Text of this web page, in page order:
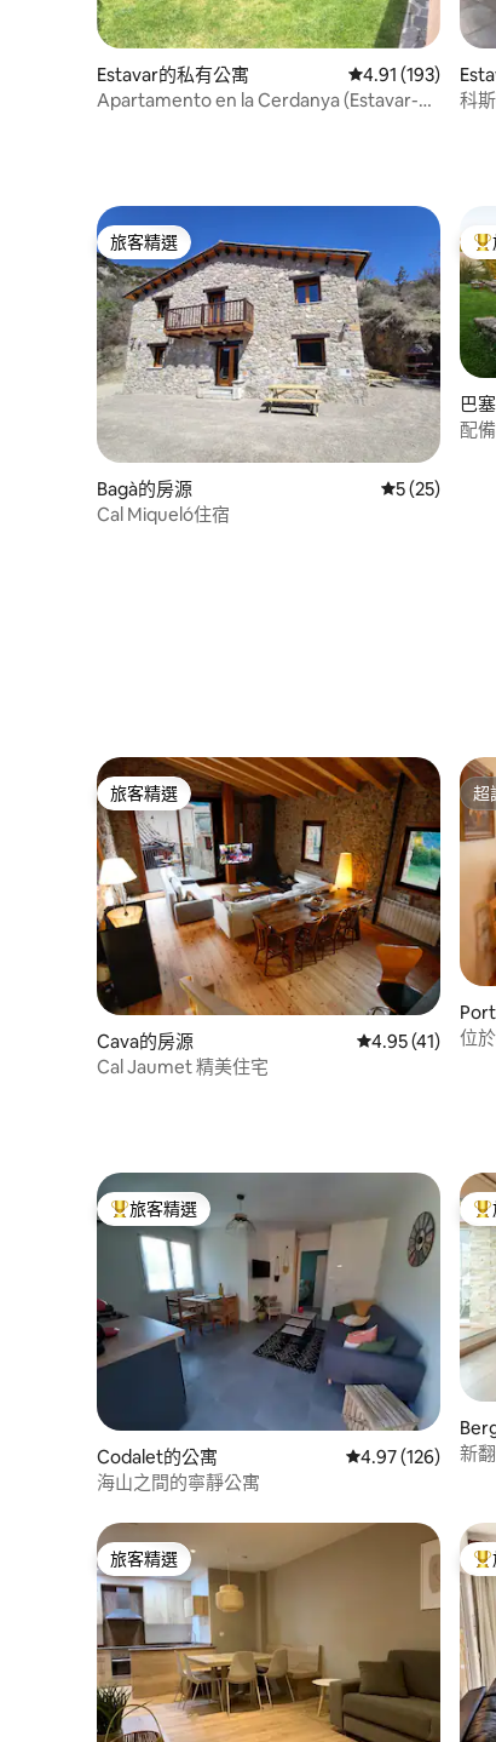
Estavar的私有公寓 從 193 則評價中
4.91 (193)
Apartamento en la Cerdanya (Estavar-
科
旅客精選
旅客精選
Bagà的房源 從 25 則評價
5 (25)
Cal Miqueló住宿
巴
配
旅客精選
旅客精選
Cava的房源 從 41 則評價中獲
4.95 (41)
Cal Jaumet 精美住宅
超
超
位
旅客精選榜首
旅客精選
Codalet的公寓 從 126 則評價中獲
4.97 (126)
海山之間的寧靜公寓
新
旅客精選
旅客精選